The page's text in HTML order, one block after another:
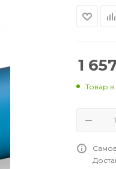
1
Товар